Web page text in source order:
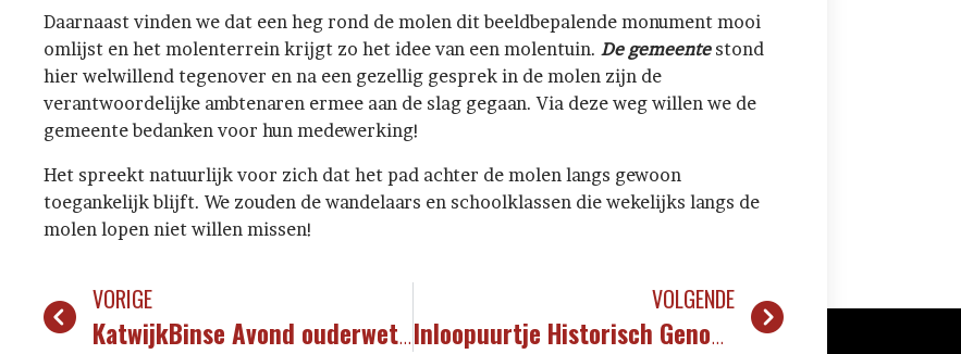
Daarnaast vinden we dat een heg rond de molen dit beeldbepalende monument mooi
omlijst en het molenterrein krijgt zo het idee van een molentuin. De gemeentestond
hier welwillend tegenover en na een gezellig gesprek in de molen zijn de
verantwoordelijke ambtenaren ermee aan de slag gegaan. Via deze weg willen we de
gemeente bedanken voor hun medewerking!
Het spreekt natuurlijk voor zich dat het pad achter de molen langs gewoon
toegankelijk blijft. We zouden de wandelaars en schoolklassen die wekelijks langs de
molen lopen niet willen missen!
VORIGE
KatwijkBinse Avond ouderwets gezellig
VOLGENDE
Inloopuurtje Historisch Genootschap Het Rijndorp